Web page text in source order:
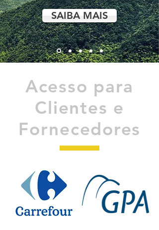
SAIBA MAIS
Acesso para
Clientes e
Fornecedores